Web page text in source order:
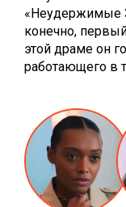
«Неудержимые
конечно,
этой драме он
работающего в